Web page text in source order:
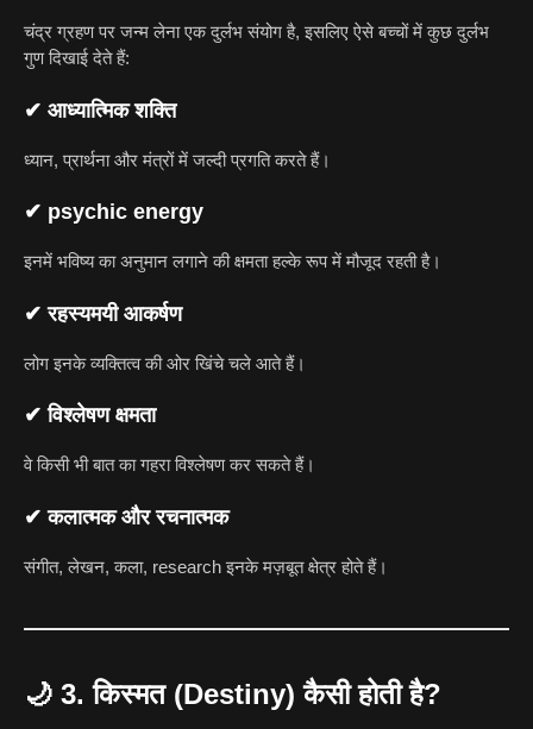
चंद्र ग्रहण पर जन्म लेना एक दुर्लभ संयोग है, इसलिए ऐसे बच्चों में कुछ दुर्लभ
गुण दिखाई देते हैं:
✔ आध्यात्मिक शक्ति
ध्यान, प्रार्थना और मंत्रों में जल्दी प्रगति करते हैं।
✔ psychic energy
इनमें भविष्य का अनुमान लगाने की क्षमता हल्के रूप में मौजूद रहती है।
✔ रहस्यमयी आकर्षण
लोग इनके व्यक्तित्व की ओर खिंचे चले आते हैं।
✔ विश्लेषण क्षमता
वे किसी भी बात का गहरा विश्लेषण कर सकते हैं।
✔ कलात्मक और रचनात्मक
संगीत, लेखन, कला, research इनके मज़बूत क्षेत्र होते हैं।
🌙 3. किस्मत (Destiny) कैसी होती है?